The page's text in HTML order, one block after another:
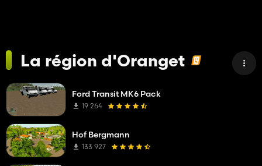
La région d'Oranget
Ford Transit MK6 Pack
19 264
Hof Bergmann
133 927